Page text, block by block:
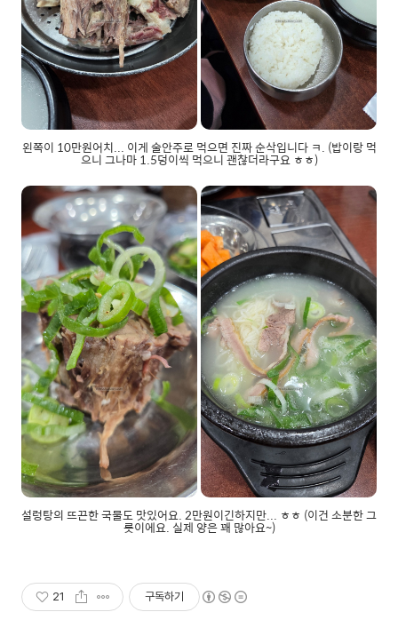
왼쪽이 10만원어치... 이게 술안주로 먹으면 진짜 순삭입니다 ㅋ. (밥이랑 먹
으니 그나마 1.5덩이씩 먹으니 괜찮더라구요 ㅎㅎ)
설렁탕의 뜨끈한 국물도 맛있어요. 2만원이긴하지만... ㅎㅎ (이건 소분한 그
릇이에요. 실제 양은 꽤 많아요~)
21 구독하기